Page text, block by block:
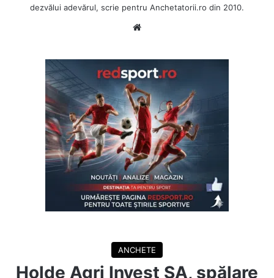
dezvălui adevărul, scrie pentru Anchetatorii.ro din 2010.